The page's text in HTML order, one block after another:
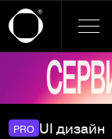
Ссылка баннера
PRO UI дизайн